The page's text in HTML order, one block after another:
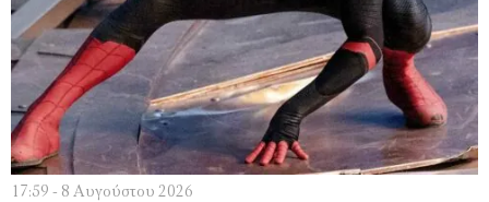
17:59 - 8 Αυγούστου 2026